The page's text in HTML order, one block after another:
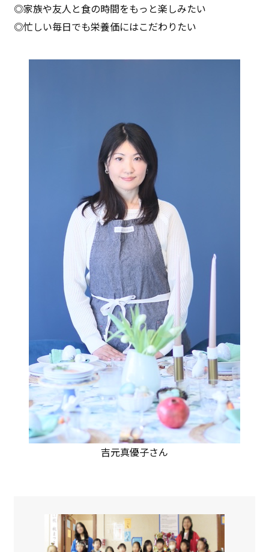
◎家族や友人と食の時間をもっと楽しみたい
◎忙しい毎日でも栄養価にはこだわりたい
吉元真優子さん